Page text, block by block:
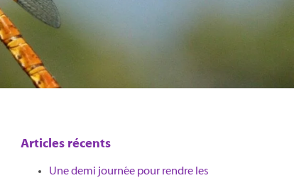
Articles récents
Une demi journée pour rendre les